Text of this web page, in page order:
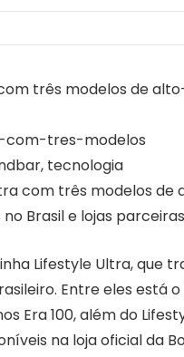
três modelos de
com-tres-modelos
tecnologia
com três modelos
Brasil e lojas
Lifestyle Ultra, que
Entre eles está
Era 100, além do
na loja oficial da